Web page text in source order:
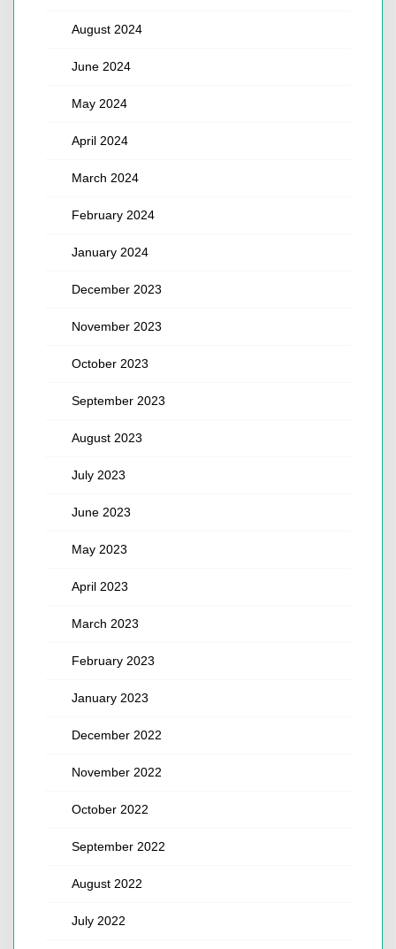
August 2024
June 2024
May 2024
April 2024
March 2024
February 2024
January 2024
December 2023
November 2023
October 2023
September 2023
August 2023
July 2023
June 2023
May 2023
April 2023
March 2023
February 2023
January 2023
December 2022
November 2022
October 2022
September 2022
August 2022
July 2022